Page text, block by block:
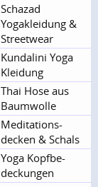
Schazad
Yogakleidung &
Streetwear
Kundalini Yoga
Kleidung
Thai Hose aus
Baumwolle
Meditations­
decken & Schals
Yoga Kopfbe­
deckungen